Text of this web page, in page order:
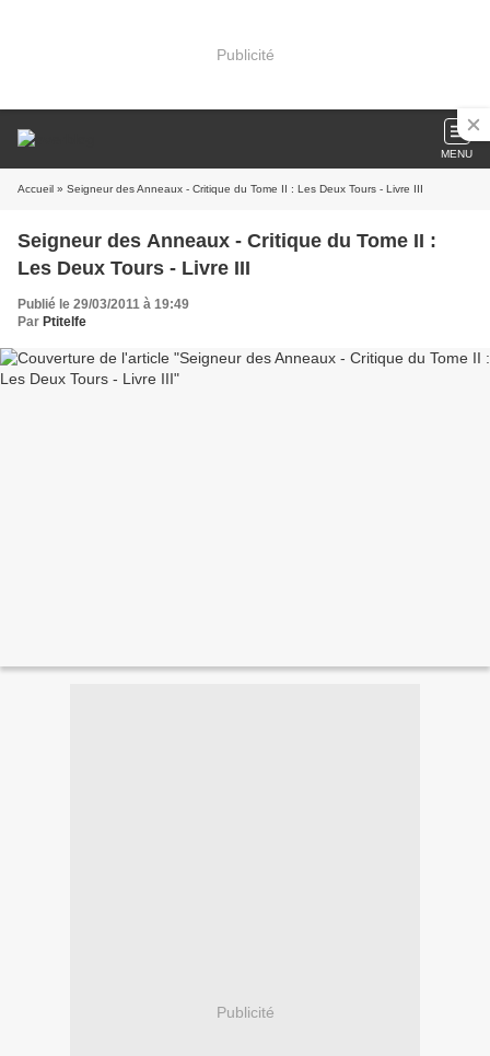
Publicité
MENU
Accueil » Seigneur des Anneaux - Critique du Tome II : Les Deux Tours - Livre III
Seigneur des Anneaux - Critique du Tome II :
Les Deux Tours - Livre III
Publié le 29/03/2011 à 19:49
Par Ptitelfe
Publicité